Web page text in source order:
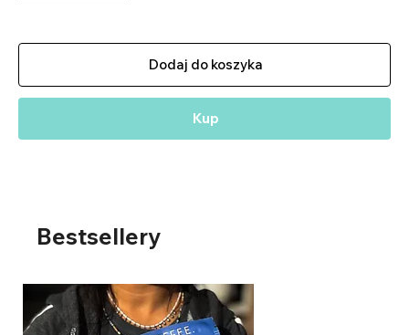
Dodaj do koszyka
Kup
Bestsellery